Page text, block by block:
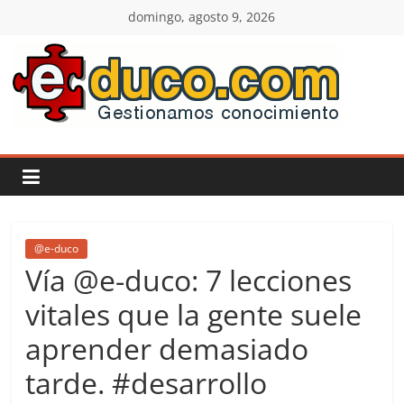
contenido
domingo, agosto 9, 2026
E-
duco:
Gestión
del
Conocimiento
Learn
more.
Do
@e-duco
Vía @e-duco: 7 lecciones
vitales que la gente suele
aprender demasiado
tarde. #desarrollo